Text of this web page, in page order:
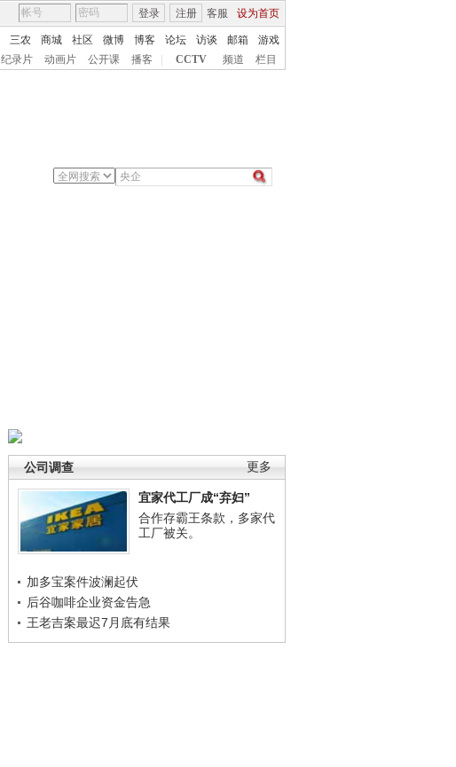
客服 设为首页
登录 注册
三农 商城 社区 微博 博客 论坛 访谈 邮箱
游戏
纪录片 动画片 公开课 播客 CCTV 频道 栏目
更多
公司调查
宜家代工厂成“弃妇”
合作存霸王条款，多家代
工厂被关。
加多宝案件波澜起伏
后谷咖啡企业资金告急
王老吉案最迟7月底有结果